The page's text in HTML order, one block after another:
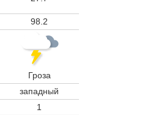
98.2
Гроза
западный
1